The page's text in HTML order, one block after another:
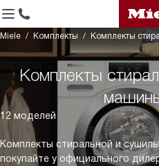
Miele Комплекты Комплекты
Комплекты
12 моделей
Комплекты стиральной и
покупайте у официального